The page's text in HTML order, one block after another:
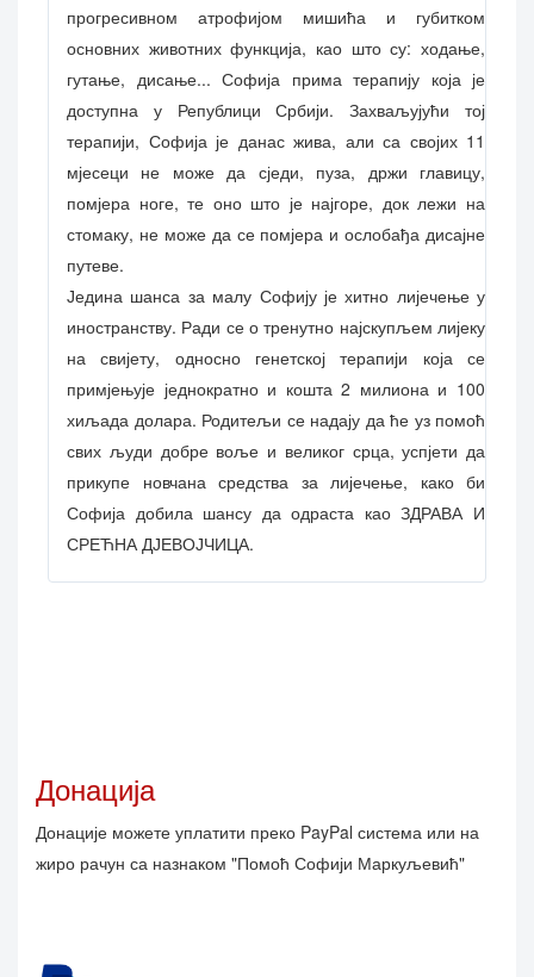
прогресивном атрофијом мишића и губитком
основних животних функција, као што су: ходање,
гутање, дисање... Софија прима терапију која је
доступна у Републици Србији. Захваљујући тој
терапији, Софија је данас жива, али са својих 11
мјесеци не може да сједи, пуза, држи главицу,
помјера ноге, те оно што је најгоре, док лежи на
стомаку, не може да се помјера и ослобађа дисајне
путеве.
Једина шанса за малу Софију је хитно лијечење у
иностранству. Ради се о тренутно најскупљем лијеку
на свијету, односно генетској терапији која се
примјењује једнократно и кошта 2 милиона и 100
хиљада долара. Родитељи се надају да ће уз помоћ
свих људи добре воље и великог срца, успјети да
прикупе новчана средства за лијечење, како би
Софија добила шансу да одраста као ЗДРАВА И
СРЕЋНА ДЈЕВОЈЧИЦА.
Донација
Донације можете уплатити преко PayPal система или на
жиро рачун са назнаком "Помоћ Софији Маркуљевић"